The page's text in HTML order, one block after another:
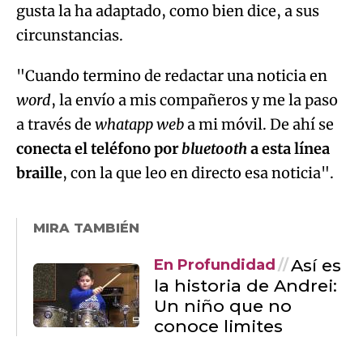
gusta la ha adaptado, como bien dice, a sus
circunstancias.
"Cuando termino de redactar una noticia en
word, la envío a mis compañeros y me la paso
a través de whatapp weba mi móvil. De ahí se
conecta el teléfono porbluetootha esta línea
braille, con la que leo en directo esa noticia".
MIRA TAMBIÉN
En Profundidad
Así es
la historia de Andrei:
Un niño que no
conoce limites